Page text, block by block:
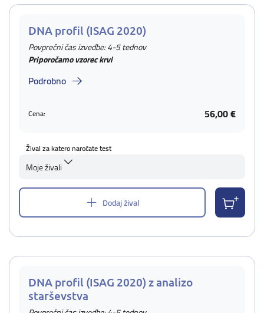
DNA profil (ISAG 2020)
Povprečni čas izvedbe: 4-5 tednov
Priporočamo vzorec krvi
Podrobno
Cena: 56,00 €
Žival za katero naročate test
Moje živali
Dodaj žival
DNA profil (ISAG 2020) z analizo
starševstva